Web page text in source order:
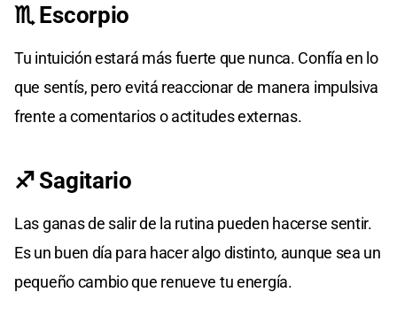
♏ Escorpio
Tu intuición estará más fuerte que nunca. Confía en lo
que sentís, pero evitá reaccionar de manera impulsiva
frente a comentarios o actitudes externas.
♐ Sagitario
Las ganas de salir de la rutina pueden hacerse sentir.
Es un buen día para hacer algo distinto, aunque sea un
pequeño cambio que renueve tu energía.